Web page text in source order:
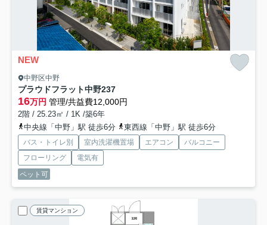
NEW
中野区中野
プラウドフラット中野237
16万円 管理/共益費12,000円
2階 / 25.23㎡ / 1K /築6年
中央線「中野」駅 徒歩6分
東西線「中野」駅 徒歩6分
バス・トイレ別 室内洗濯機置場 エアコン
バルコニー
フローリング
電気有
ペット可
賃貸マンション